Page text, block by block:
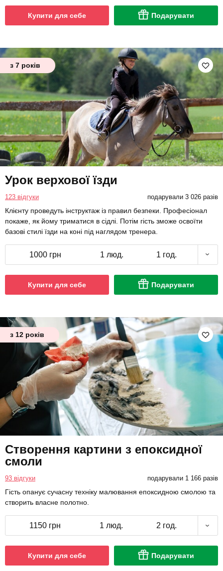
Купити для себе Подарувати
з 7 років
Урок верхової їзди
123 відгуки подарували 3 026 разів
Клієнту проведуть інструктаж із правил безпеки. Професіонал
покаже, як йому триматися в сідлі. Потім гість зможе освоїти
базові стилі їзди на коні під наглядом тренера.
1000 грн 1 люд. 1 год.
Купити для себе Подарувати
з 12 років
Створення картини з епоксидної
смоли
93 відгуки подарували 1 166 разів
Гість опанує сучасну техніку малювання епоксидною смолою та
створить власне полотно.
1150 грн 1 люд. 2 год.
Купити для себе Подарувати